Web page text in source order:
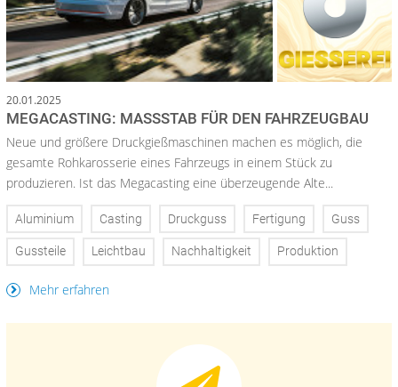
20.01.2025
MEGACASTING: MASSSTAB FÜR DEN FAHRZEUGBAU
Neue und größere Druckgießmaschinen machen es möglich, die
gesamte Rohkarosserie eines Fahrzeugs in einem Stück zu
produzieren. Ist das Megacasting eine überzeugende Alte...
Aluminium Casting Druckguss Fertigung Guss
Gussteile Leichtbau Nachhaltigkeit Produktion
Mehr erfahren